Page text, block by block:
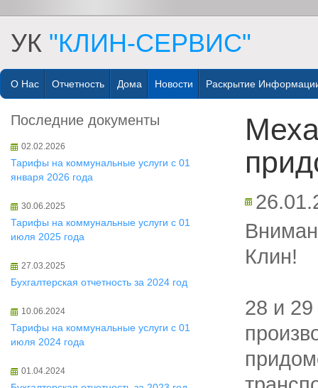
УК "КЛИН-СЕРВИС"
О Нас Отчетность Дома Новости Раскрытие
Последние документы
02.02.2026
Тарифы на коммунальные услуги с 01
января 2026 года
30.06.2025
Тарифы на коммунальные услуги с 01
июля 2025 года
27.03.2025
Бухгалтерская отчетность за 2024 год
10.06.2024
Тарифы на коммунальные услуги с 01
июля 2024 года
01.04.2024
Клин!
28 и 29